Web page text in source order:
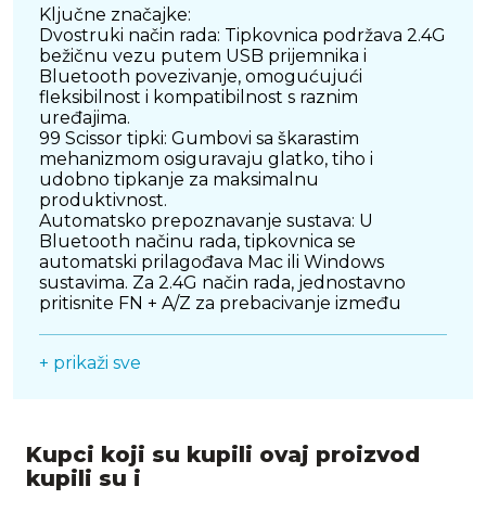
Ključne značajke:
Dvostruki način rada: Tipkovnica podržava 2.4G
bežičnu vezu putem USB prijemnika i
Bluetooth povezivanje, omogućujući
fleksibilnost i kompatibilnost s raznim
uređajima.
99 Scissor tipki: Gumbovi sa škarastim
mehanizmom osiguravaju glatko, tiho i
udobno tipkanje za maksimalnu
produktivnost.
Automatsko prepoznavanje sustava: U
Bluetooth načinu rada, tipkovnica se
automatski prilagođava Mac ili Windows
sustavima. Za 2.4G način rada, jednostavno
pritisnite FN + A/Z za prebacivanje između
Moderan i praktičan dizajn
upotrebu.
Lagani dizajn: Težina od samo 382 g
omogućuje jednostavno prenošenje i
+ prikaži sve
Kupci koji su kupili ovaj proizvod
kupili su i